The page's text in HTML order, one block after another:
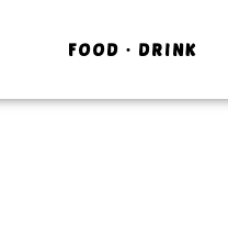
FOOD・DRINK